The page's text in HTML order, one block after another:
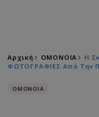
Αρχική ΟΜΟΝΟΙΑ
Η
ΦΩΤΟΓΡΑΦΙΕΣ Από Την
ΟΜΟΝΟΙΑ